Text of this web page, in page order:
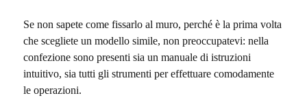
Se non sapete come fissarlo al muro, perché è la prima volta
che scegliete un modello simile, non preoccupatevi: nella
confezione sono presenti sia un manuale di istruzioni
intuitivo, sia tutti gli strumenti per effettuare comodamente
le operazioni.